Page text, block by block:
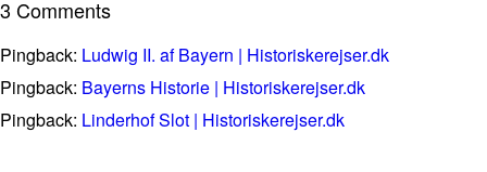
3 Comments
Pingback: Ludwig II. af Bayern | Historiskerejser.dk
Pingback: Bayerns Historie | Historiskerejser.dk
Pingback: Linderhof Slot | Historiskerejser.dk